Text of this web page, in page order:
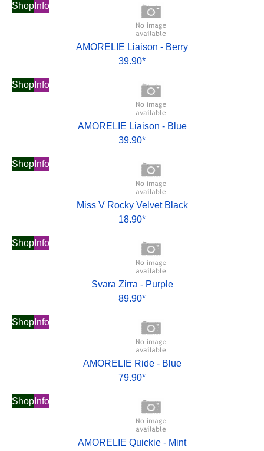
Shop Info
AMORELIE Liaison - Berry
39.90*
Shop Info
AMORELIE Liaison - Blue
39.90*
Shop Info
Miss V Rocky Velvet Black
18.90*
Shop Info
Svara Zirra - Purple
89.90*
Shop Info
AMORELIE Ride - Blue
79.90*
Shop Info
AMORELIE Quickie - Mint